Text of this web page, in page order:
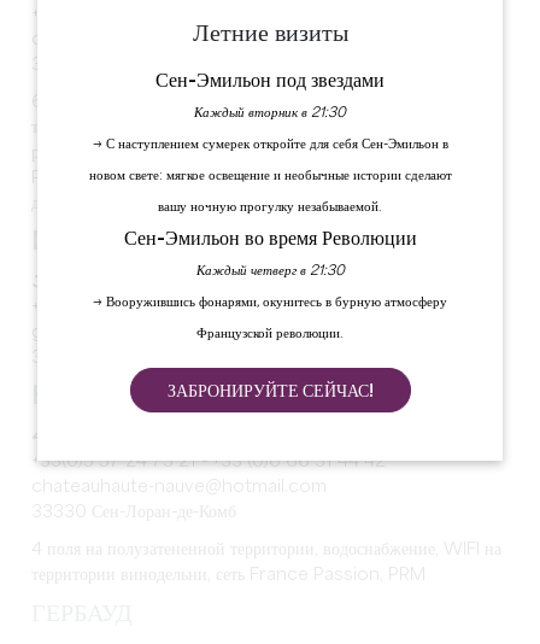
contactarnauddejacquemeau@gmail.com
6 питчей на одну ночь МАКСИМУМ, электричество 5€/24ч,
разрешены домашние животные, сеть France Passion,
Park4night, Camping-Car
DE ROL - vignobles Sautereau
3,7 км*
+33 (0)6 85 20 62 90
gaec-sautereau@wanadoo.fr
HAUTE-NAUVE
4,4 км*
+33(0)5 57 24 73 21 - +33 (0)6 66 31 44 42
chateauhaute-nauve@hotmail.com
33330 Сен-Лоран-де-Комб
4 поля на полузатененной территории, водоснабжение, WIFI на
территории винодельни, сеть France Passion, PRM
Летние визиты
Сен-Эмильон под звездами
Каждый вторник в 21:30
→ С наступлением сумерек откройте для себя Сен-Эмильон в
новом свете: мягкое освещение и необычные истории сделают
вашу ночную прогулку незабываемой.
Сен-Эмильон во время Революции
Каждый четверг в 21:30
→ Вооружившись фонарями, окунитесь в бурную атмосферу
Французской революции.
ЗАБРОНИРУЙТЕ СЕЙЧАС!